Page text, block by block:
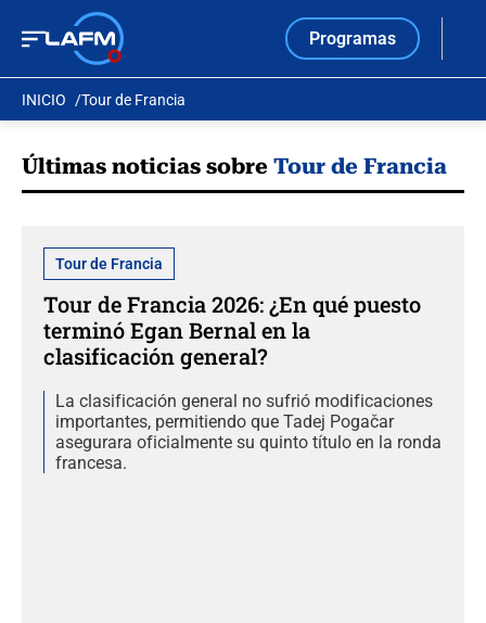
Programas
INICIO Tour de Francia
Últimas noticias sobre Tour de Francia
Tour de Francia
Tour de Francia 2026: ¿En qué puesto
terminó Egan Bernal en la
clasificación general?
La clasificación general no sufrió modificaciones
importantes, permitiendo que Tadej Pogačar
asegurara oficialmente su quinto título en la ronda
francesa.